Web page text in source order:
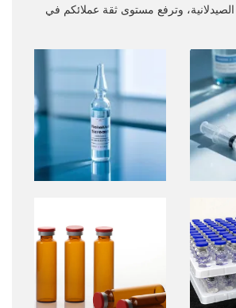
الصيدلانية، وترفع مستوى ثقة عملائكم في